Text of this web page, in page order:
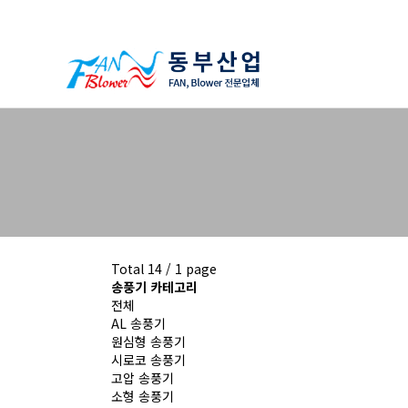
하위분류 하위분류 하위분류
Total 14 / 1 page
송풍기 카테고리
전체
AL 송풍기
원심형 송풍기
시로코 송풍기
고압 송풍기
소형 송풍기